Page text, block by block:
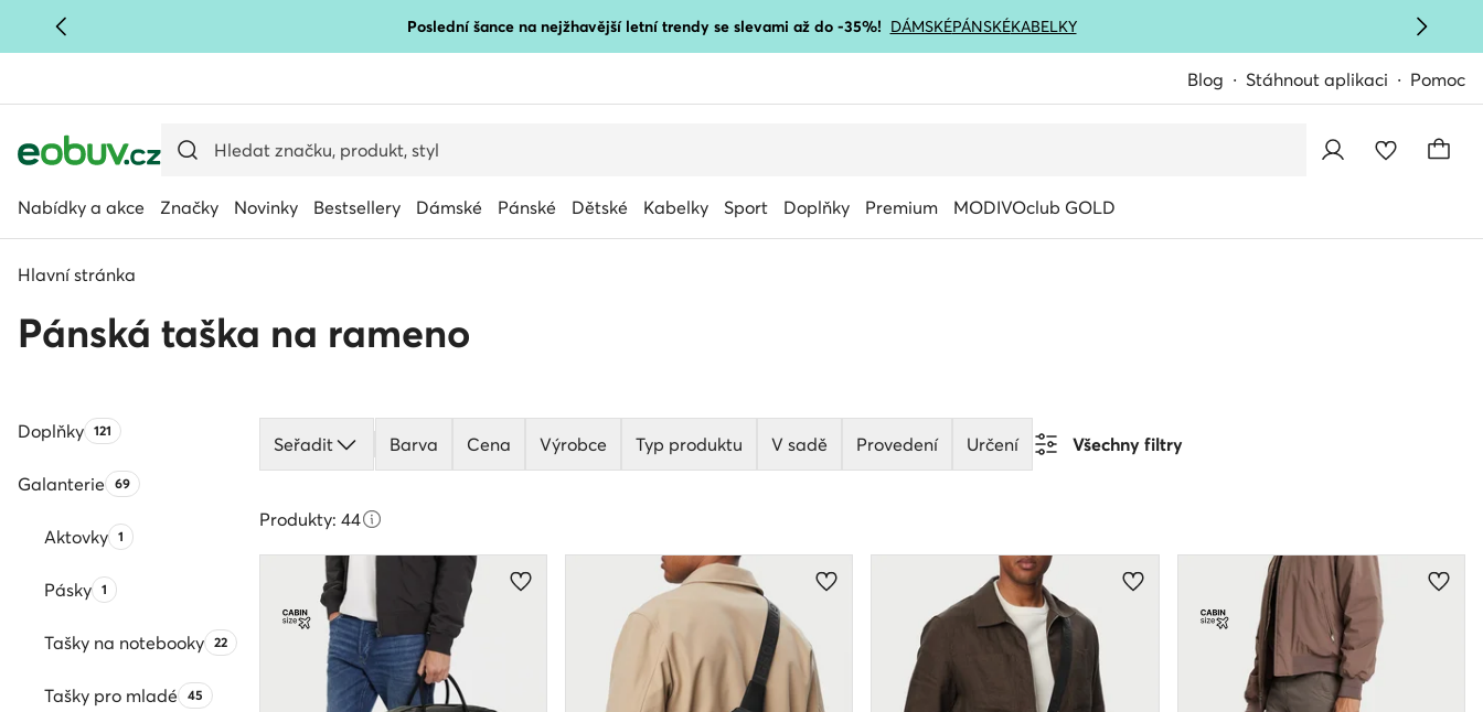
PŘEJÍT NA HLAVNÍ OBSAH Poslední šance na nejžhavější letní trendy se slevami až do -35%! DÁMSKÉPÁNSKÉKABELKY
Blog Stáhnout aplikaci Pomoc
Nabídky a akce Značky Novinky Bestsellery Dámské Pánské Dětské Kabelky Sport Doplňky Premium MODIVOclub GOLD
Hlavní stránka
Pánská taška na rameno
DoplňkyPočet produktů:
121
GalanteriePočet produktů:
69
AktovkyPočet produktů:
1
PáskyPočet produktů:
1
Tašky na notebookyPočet produktů:
22
Tašky pro mladéPočet produktů:
45
Seřadit Barva Cena Výrobce Typ produktu V sadě Provedení Určení Všechny filtry
Produkty: 44